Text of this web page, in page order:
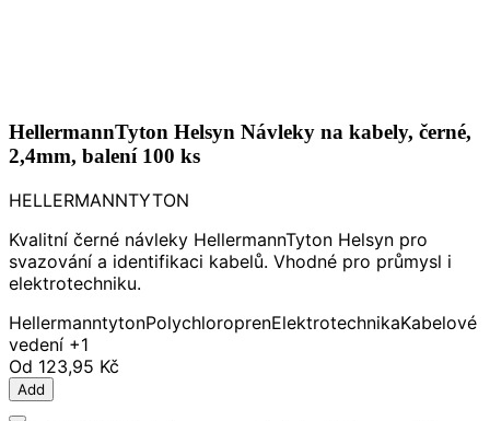
HellermannTyton Helsyn Návleky na kabely, černé,
2,4mm, balení 100 ks
HELLERMANNTYTON
Kvalitní černé návleky HellermannTyton Helsyn pro
svazování a identifikaci kabelů. Vhodné pro průmysl i
elektrotechniku.
HellermanntytonPolychloroprenElektrotechnikaKabelové
vedení +1
Od 123,95 Kč
Add